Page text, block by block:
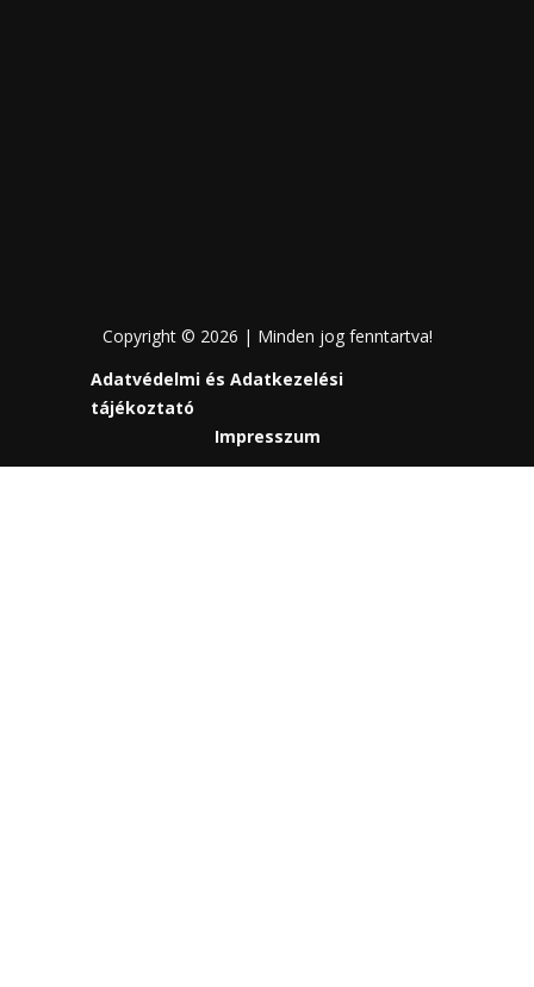
Copyright © 2026 | Minden jog fenntartva!
Adatvédelmi és Adatkezelési
tájékoztató
Impresszum